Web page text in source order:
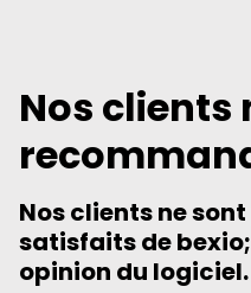
Nos clients
Nos clients ne
satisfaits de
opinion du